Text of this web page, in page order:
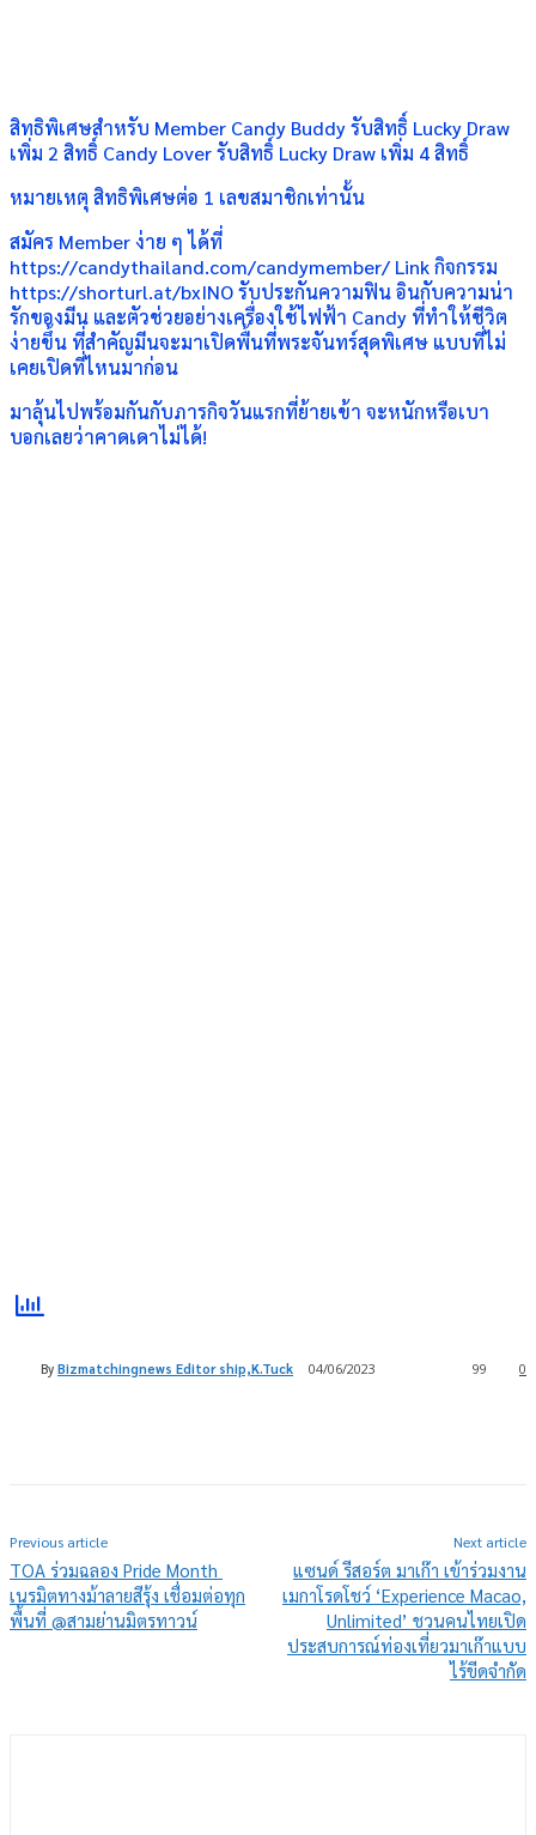
สิทธิพิเศษสำหรับ Member Candy Buddy รับสิทธิ์ Lucky Draw
เพิ่ม 2 สิทธิ์ Candy Lover รับสิทธิ์ Lucky Draw เพิ่ม 4 สิทธิ์
หมายเหตุ สิทธิพิเศษต่อ 1 เลขสมาชิกเท่านั้น
สมัคร Member ง่าย ๆ ได้ที่
https://candythailand.com/candymember/ Link กิจกรรม
https://shorturl.at/bxINO รับประกันความฟิน อินกับความน่า
รักของมีน และตัวช่วยอย่างเครื่องใช้ไฟฟ้า Candy ที่ทำให้ชีวิต
ง่ายขึ้น ที่สำคัญมีนจะมาเปิดพื้นที่พระจันทร์สุดพิเศษ แบบที่ไม่
เคยเปิดที่ไหนมาก่อน
มาลุ้นไปพร้อมกันกับภารกิจวันแรกที่ย้ายเข้า จะหนักหรือเบา
บอกเลยว่าคาดเดาไม่ได้!
By Bizmatchingnews Editor ship,K.Tuck 04/06/2023 0
99
Previous article
TOA ร่วมฉลอง Pride Month
เนรมิตทางม้าลายสีรุ้ง เชื่อมต่อทุก
พื้นที่ @สามย่านมิตรทาวน์
Next article
แซนด์ รีสอร์ต มาเก๊า เข้าร่วมงาน
เมกาโรดโชว์ ‘Experience Macao,
Unlimited’ ชวนคนไทยเปิด
ประสบการณ์ท่องเที่ยวมาเก๊าแบบ
ไร้ขีดจำกัด